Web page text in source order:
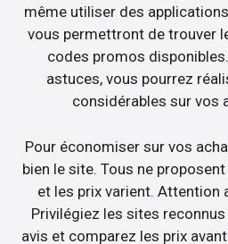
même utiliser des
vous permettront de trouver
codes promos
astuces, vous pourrez
considérables sur vos
Pour économiser sur vos
bien le site. Tous ne
et les prix varient. Attention
Privilégiez les sites
avis et comparez les prix